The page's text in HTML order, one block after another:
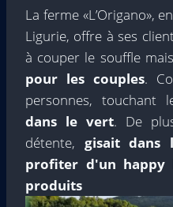
La ferme «L’Origano»,
Ligurie, offre à ses
à couper le souffle mais
pour les couples.
personnes, touchant
dans le vert. De
détente, gisait dans
profiter d'un happy
produits